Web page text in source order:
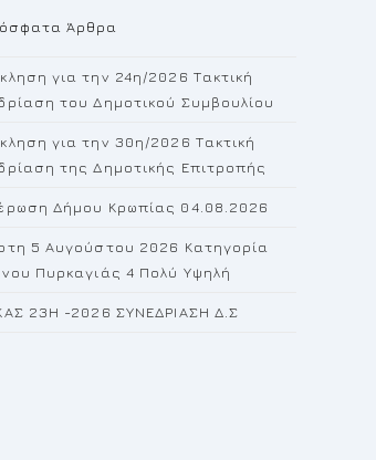
Άρθρα
για την 24η/2026 Τακτική
του Δημοτικού Συμβουλίου
για την 30η/2026 Τακτική
της Δημοτικής Επιτροπής
Δήμου Κρωπίας 04.08.2026
5 Αυγούστου 2026 Κατηγορία
Πυρκαγιάς 4 Πολύ Υψηλή
23H -2026 ΣΥΝΕΔΡΙΑΣΗ Δ.Σ